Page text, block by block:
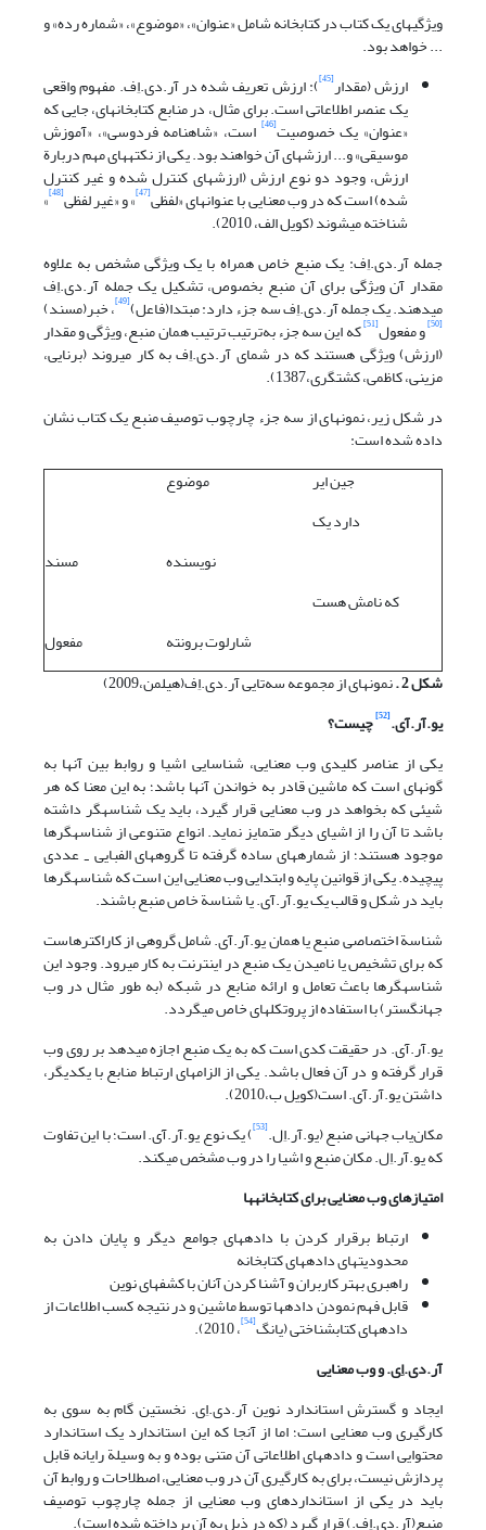
ویژگیهای یک کتاب در کتابخانه شامل «عنوان»، «موضوع»، «شماره رده» و
... خواهد بود.
ارزش (مقدار[45] ): ارزش تعریف شده در آر.دی.اِف. مفهوم واقعی
یک عنصر اطلاعاتی است. برای مثال، در منابع کتابخانه‎ای، جایی که
«عنوان» یک خصوصیت[46] است، «شاهنامه فردوسی»، «آموزش
موسیقی» و... ارزشهای آن خواهند بود. یکی از نکته‎های مهم دربارة
ارزش، وجود دو نوع ارزش (ارزشهای کنترل شده و غیر کنترل
شده) است که در وب معنایی با عنوانهای «لفظی[47] » و «غیر لفظی[48]
»
شناخته می‎شوند (کویل الف، 2010).
جمله آر.دی.اِف: یک منبع خاص همراه با یک ویژگی مشخص به علاوه
مقدار آن ویژگی برای آن منبع بخصوص، تشکیل یک جمله آر.دی.اِف
می‎دهند. یک جمله آر.دی.اِف سه جزء دارد: مبتدا(فاعل) [49] ، خبر(مسند)
[50] و مفعول[51] که این سه جزء به‌ترتیب ترتیب همان منبع، ویژگی و مقدار
(ارزش) ویژگی هستند که در شمای آر.دی.اِف به کار می‎روند (برنایی،
مزینی، کاظمی، کشتگری،1387).
در شکل زیر، نمونه‎ای از سه جزء چارچوب توصیف منبع یک کتاب نشان
داده شده است:
جین ایر
موضوع
دارد یک
نویسنده
مسند
که نامش هست
شارلوت برونته
مفعول
شکل 2 .
نمونه‎ای از مجموعه سه‌تایی آر.دی.اِف(هیلمن،2009)
یو.آر.آی.[52]
چیست؟
یکی از عناصر کلیدی وب معنایی، شناسایی اشیا و روابط بین آنها به
گونه‎ای است که ماشین قادر به خواندن آنها باشد؛ به این معنا که هر
شیئی که بخواهد در وب معنایی قرار گیرد، باید یک شناسه‎گر داشته
باشد تا آن را از اشیای دیگر متمایز نماید. انواع متنوعی از شناسه‎گرها
موجود هستند؛ از شماره‎های ساده گرفته تا گروه‎های الفبایی - عددی
پیچیده. یکی از قوانین پایه و ابتدایی وب معنایی این است که شناسه‎گرها
باید در شکل و قالب یک یو.آر.آی. یا شناسة خاص منبع باشند.
شناسة اختصاصی منبع یا همان یو.آر.آی. شامل گروهی از کاراکترهاست
که برای تشخیص یا نامیدن یک منبع در اینترنت به کار می‎رود. وجود این
شناسه‎گرها باعث تعامل و ارائه منابع در شبکه (به طور مثال در وب
جهان‎گستر) با استفاده از پروتکلهای خاص می‎گردد.
یو.آر.آی. در حقیقت کدی است که به یک منبع اجازه می‎دهد بر روی وب
قرار گرفته و در آن فعال باشد. یکی از الزامهای ارتباط منابع با یکدیگر،
داشتن یو.آر.آی. است(کویل ب،2010).
مکان‌یاب جهانی منبع (یو.آر.اِل.[53] ) یک نوع یو.آر.آی. است؛ با این تفاوت
که یو.آر.اِل. مکان منبع و اشیا را در وب مشخص می‎کند.
امتیازهای وب معنایی برای کتابخانهها
ارتباط برقرار کردن با داده‎های جوامع دیگر و پایان دادن به
محدودیتهای داده‎های کتابخانه‎
راهبری بهتر کاربران و آشنا کردن آنان با کشفهای نوین
قابل فهم نمودن داده‎ها توسط ماشین و در نتیجه کسب اطلاعات از
داده‎های کتابشناختی (یانگ [54]
، 2010).
آر.دی.اِی. و وب معنایی
ایجاد و گسترش استاندارد نوین آر.دی.اِی. نخستین گام به سوی به
کارگیری وب معنایی است؛ اما از آنجا که این استاندارد یک استاندارد
محتوایی است و داده‎های اطلاعاتی آن متنی بوده و به وسیلة رایانه قابل
پردازش نیست، برای به کارگیری آن در وب معنایی، اصطلاحات و روابط آن
باید در یکی از استانداردهای وب معنایی از جمله چارچوب توصیف
منبع(آر.دی.اِف.) قرار گیرد (که در ذیل به آن پرداخته شده است).